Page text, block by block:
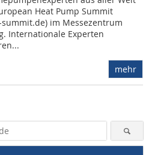
Heat Pump Summit
im Messezentrum
Internationale Experten
mehr